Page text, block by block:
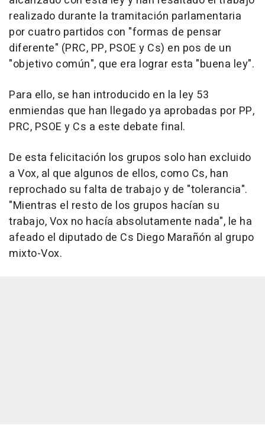
realizado durante la tramitación parlamentaria
por cuatro partidos con "formas de pensar
diferente" (PRC, PP, PSOE y Cs) en pos de un
"objetivo común", que era lograr esta "buena ley".
Para ello, se han introducido en la ley 53
enmiendas que han llegado ya aprobadas por PP,
PRC, PSOE y Cs a este debate final.
De esta felicitación los grupos solo han excluido
a Vox, al que algunos de ellos, como Cs, han
reprochado su falta de trabajo y de "tolerancia".
"Mientras el resto de los grupos hacían su
trabajo, Vox no hacía absolutamente nada", le ha
afeado el diputado de Cs Diego Marañón al grupo
mixto-Vox.